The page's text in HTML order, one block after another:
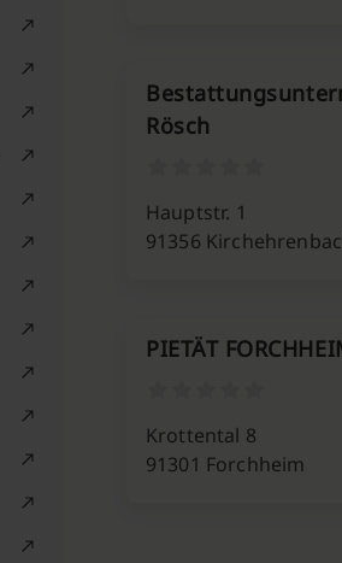
Rösch
Hauptstr. 1
91356
PIETÄT
Krottental 8
91301 Forchheim